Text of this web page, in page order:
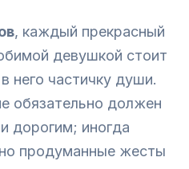
, каждый прекрасный
девушкой стоит
него частичку души.
обязательно должен
дорогим; иногда
продуманные жесты